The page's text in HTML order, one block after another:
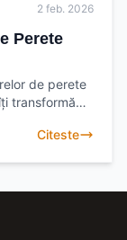
2 feb. 2026
Perete
de perete
transformă
Citeste